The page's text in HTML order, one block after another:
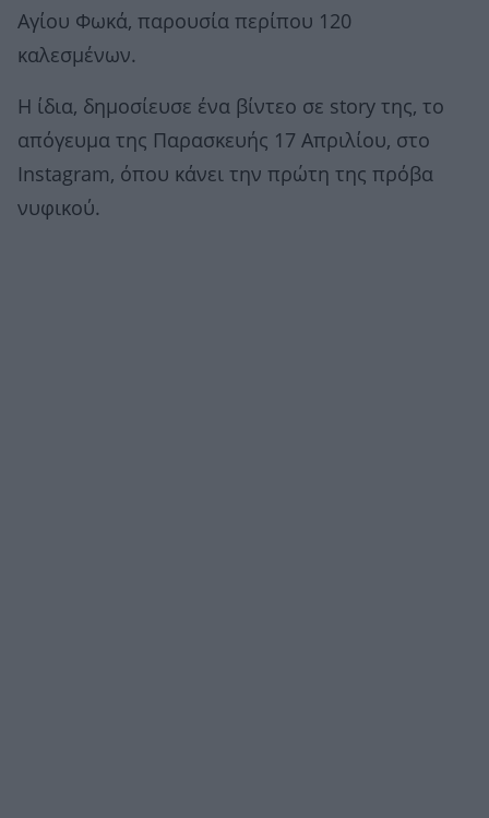
Αγίου Φωκά, παρουσία περίπου 120
καλεσμένων.
Η ίδια, δημοσίευσε ένα βίντεο σε story της, το
απόγευμα της Παρασκευής 17 Απριλίου, στο
Instagram, όπου κάνει την πρώτη της πρόβα
νυφικού.